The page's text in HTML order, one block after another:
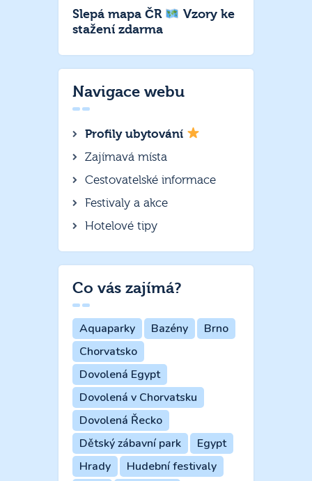
Slepá mapa ČR
Vzory ke
stažení zdarma
Navigace webu
Profily ubytování
Zajímavá místa
Cestovatelské informace
Festivaly a akce
Hotelové tipy
Co vás zajímá?
Aquaparky Bazény
Brno
Chorvatsko
Dovolená Egypt
Dovolená v Chorvatsku
Dovolená Řecko
Dětský zábavní park
Egypt
Hrady
Hudební festivaly